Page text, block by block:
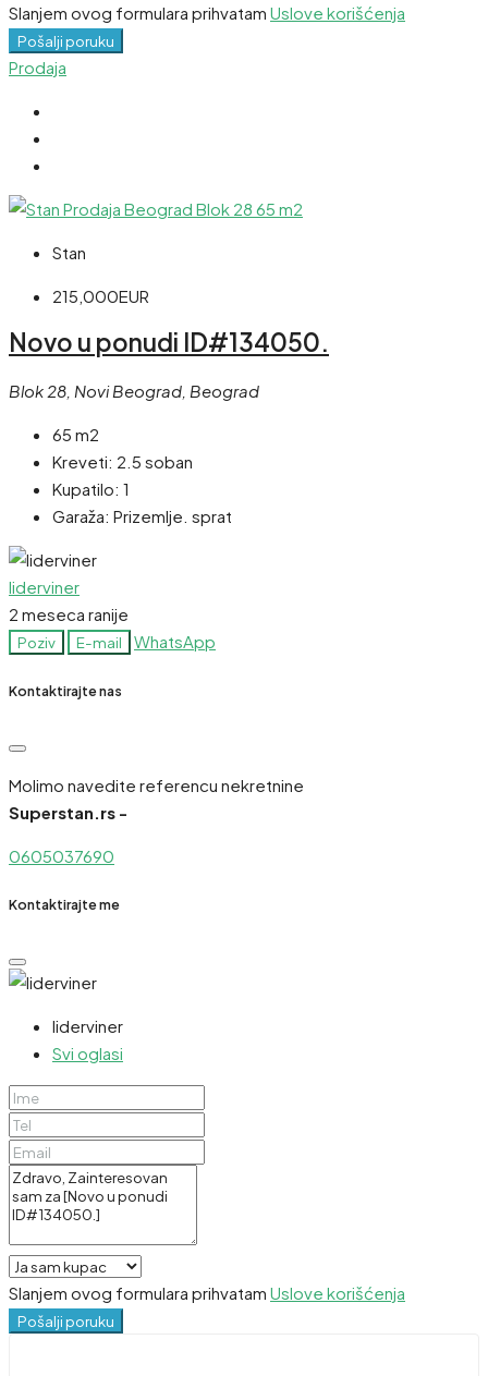
Slanjem ovog formulara prihvatam Uslove korišćenja
Pošalji poruku
Prodaja
Stan
215,000EUR
Novo u ponudi ID#134050.
Blok 28, Novi Beograd, Beograd
65 m2
Kreveti: 2.5 soban
Kupatilo: 1
Garaža: Prizemlje. sprat
liderviner
2 meseca ranije
Poziv E-mail WhatsApp
Kontaktirajte nas
Molimo navedite referencu nekretnine
Superstan.rs -
0605037690
Kontaktirajte me
liderviner
Svi oglasi
Slanjem ovog formulara prihvatam Uslove korišćenja
Pošalji poruku